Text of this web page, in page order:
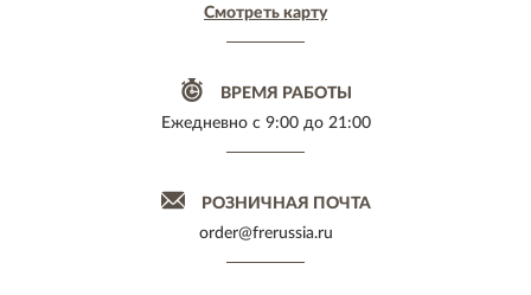
Смотреть карту
ВРЕМЯ РАБОТЫ
Ежедневнос 9:00 до 21:00
РОЗНИЧНАЯ ПОЧТА
order@frerussia.ru